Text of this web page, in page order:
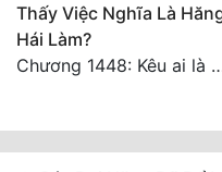
Thấy Việc Nghĩa Là
Hái Làm?
Chương 1448: